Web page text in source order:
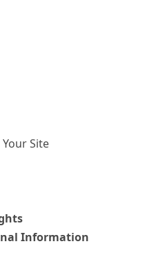
Site
Information